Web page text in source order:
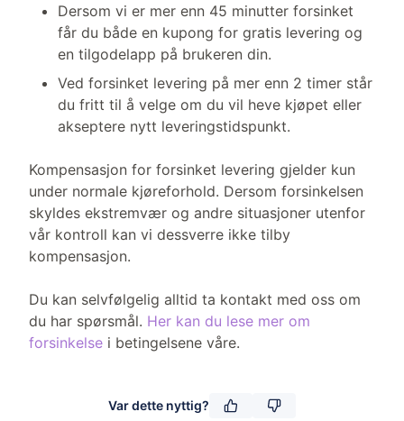
Dersom vi er mer enn 45 minutter forsinket
får du både en kupong for gratis levering og
en tilgodelapp på brukeren din.
Ved forsinket levering på mer enn 2 timer står
du fritt til å velge om du vil heve kjøpet eller
akseptere nytt leveringstidspunkt.
Kompensasjon for forsinket levering gjelder kun
under normale kjøreforhold. Dersom forsinkelsen
skyldes ekstremvær og andre situasjoner utenfor
vår kontroll kan vi dessverre ikke tilby
kompensasjon.
Du kan selvfølgelig alltid ta kontakt med oss om
du har spørsmål. Her kan du lese mer om
forsinkelse i betingelsene våre.